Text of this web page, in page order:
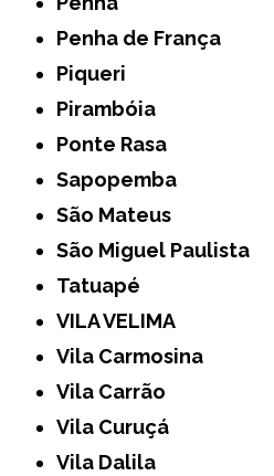
Penha de França
Piqueri
Pirambóia
Ponte Rasa
Sapopemba
São Mateus
São Miguel Paulista
Tatuapé
VILA VELIMA
Vila Carmosina
Vila Carrão
Vila Curuçá
Vila Dalila